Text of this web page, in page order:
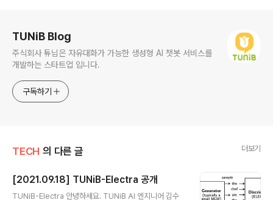
TUNiB Blog
주식회사 튜닙은 자유대화가 가능한 생성형 AI 챗봇 서비스를
개발하는 스타트업 입니다.
구독하기
TECH 의 다른 글 더보기
[2021.09.18] TUNiB-Electra 공개
TUNiB-Electra 안녕하세요. TUNiB AI 엔지니어 김수